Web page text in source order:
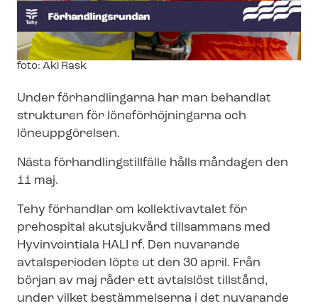
Image
foto: Aki Rask
Under förhandlingarna har man behandlat
strukturen för lö­ne­för­höj­ning­ar­na och
löneuppgörelsen.
Nästa för­hand­lings­till­fäl­le hålls måndagen den
11 maj.
Tehy förhandlar om kollektivavtalet för
prehospital akutsjukvård tillsammans med
Hyvinvointiala HALI rf. Den nuvarande
avtalsperioden löpte ut den 30 april. Från
början av maj råder ett avtalslöst tillstånd,
under vilket bestämmelserna i det nuvarande